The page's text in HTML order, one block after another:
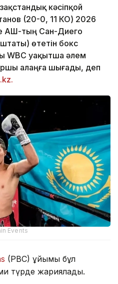
кәсіпқой
(20-0, 11 КО) 2026
АҚШ-тың Сан-Диего
өтетін бокс
WBC уақытша әлем
алаңға шығады, деп
Events
(PBC) ұйымы бұл
түрде жариялады.